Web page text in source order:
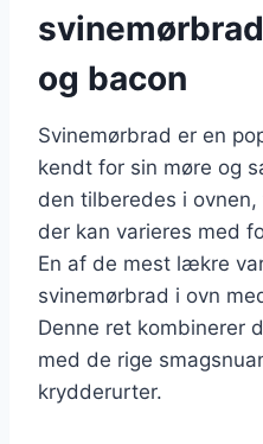
og bacon
Svinemørbrad er en
kendt for sin møre og
den tilberedes i
der kan varieres med
En af de mest lækre
svinemørbrad i ovn
Denne ret kombinerer
med de rige
krydderurter.